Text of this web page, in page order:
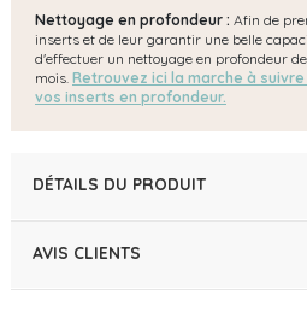
Nettoyage en profondeur : Afin de
inserts et de leur garantir une belle
d'effectuer un nettoyage en profondeur
mois. Retrouvez ici la marche à
vos inserts en profondeur.
DÉTAILS DU PRODUIT
AVIS CLIENTS